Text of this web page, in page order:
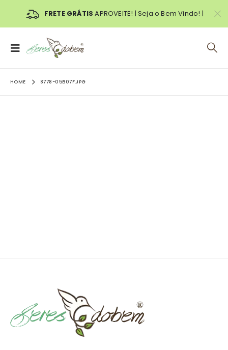
FRETE GRÁTIS APROVEITE! | Seja o Bem Vindo! |
HOME 8778-05B07F.JPG